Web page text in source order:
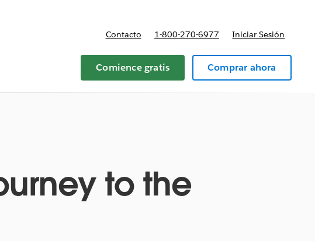
for Planes y precios
Contacto 1-800-270-6977 Iniciar Sesión
Comience gratis Comprar ahora
to the